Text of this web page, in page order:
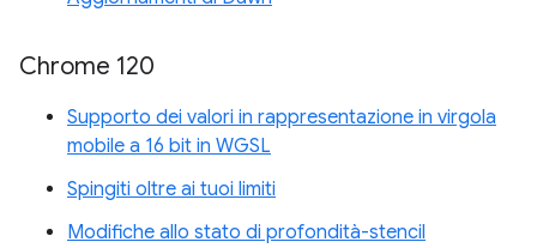
Chrome 120
Supporto dei valori in rappresentazione in virgola
mobile a 16 bit in WGSL
Spingiti oltre ai tuoi limiti
Modifiche allo stato di profondità-stencil